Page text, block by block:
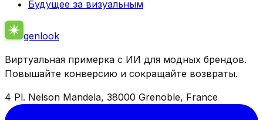
Будущее за визуальным
genlook
Виртуальная примерка с ИИ для модных брендов.
Повышайте конверсию и сокращайте возвраты.
4 Pl. Nelson Mandela, 38000 Grenoble, France